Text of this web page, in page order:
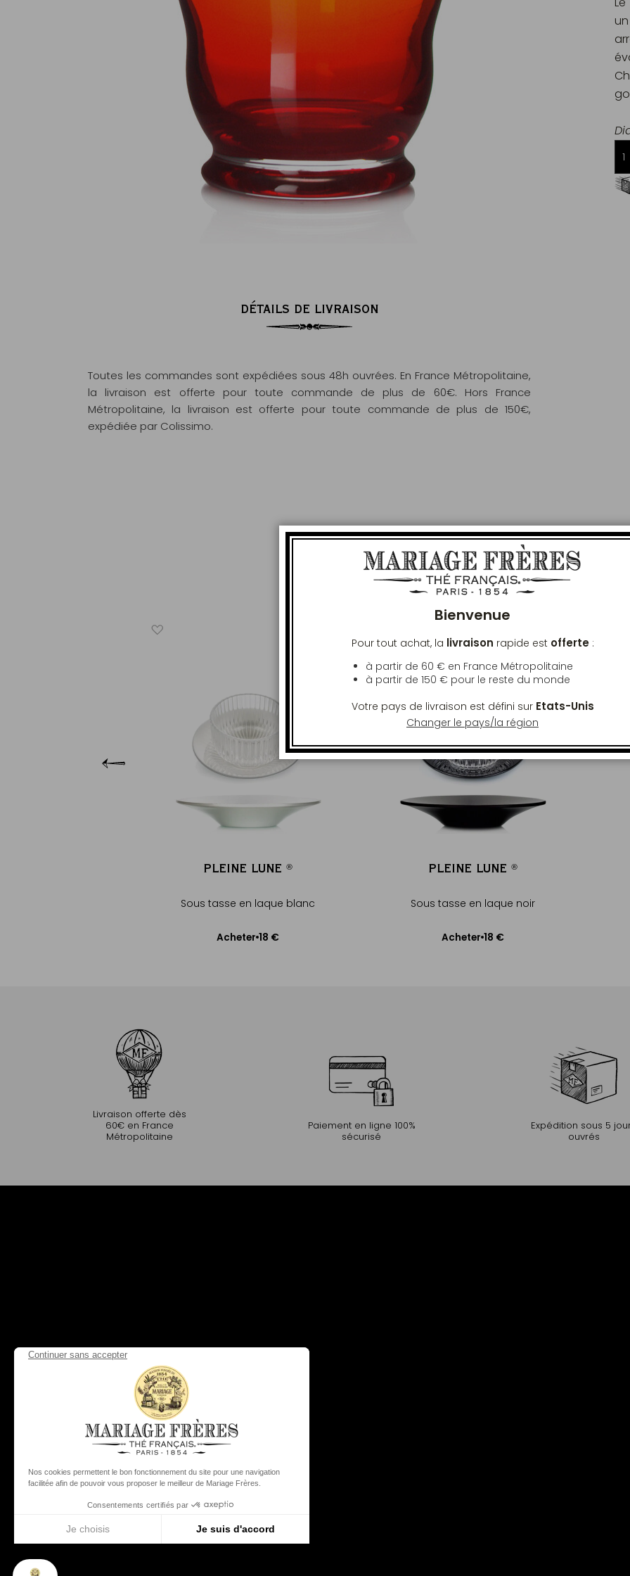
Paiement en ligne 100% sécurisé
MasterCard, CB, Visa, PayPal
Livraison offerte dès 60€ d'achats
en France Métropolitaine
DÉTAILS DE LIVRAISON
Toutes les commandes sont expédiées sous 48h ouvrées. En France Métropolitaine,
la livraison est offerte pour toute commande de plus de 60€. Hors France
Métropolitaine, la livraison est offerte pour toute commande de plus de 150€,
expédiée par Colissimo.
VOUS AIMEREZ AUSSI
PLEINE LUNE ®
Sous tasse en laque blanc
Acheter 18 €
PLEINE LUNE ®
Sous tasse en laque noir
Acheter 18 €
Livraison offerte dès
60€ en France
Métropolitaine
Paiement en ligne 100%
sécurisé
Expédition sous 5
ouvrés
Bienvenue
Pour tout achat, la livraison rapide est offerte:
à partir de 60 € en France Métropolitaine
à partir de 150 € pour le reste du monde
Votre pays de livraison est défini sur Etats-Unis
Changer le pays/la région